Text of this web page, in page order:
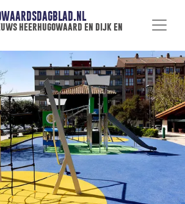
heerhugowaard en dijk en